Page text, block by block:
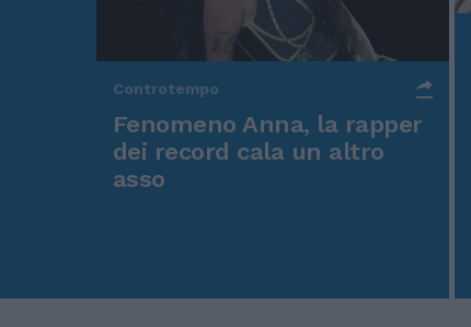
Controtempo
Fenomeno Anna, la rapper
dei record cala un altro
asso